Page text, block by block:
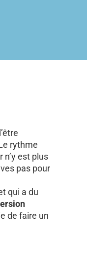
rythme
est plus
pas pour
qui a du
de faire un